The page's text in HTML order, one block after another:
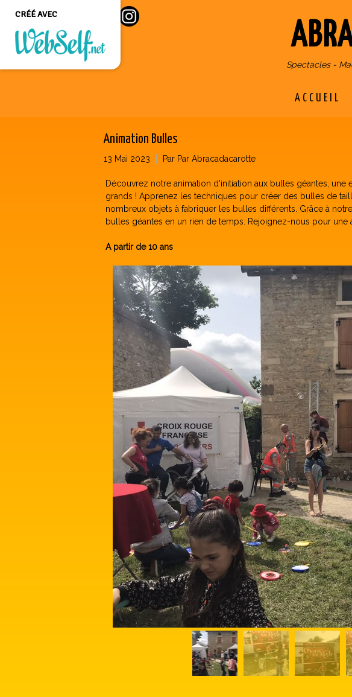
Spectacles -
ACCUEIL
Animation Bulles
13 Mai 2023 Par Par Abracadacarotte
Découvrez notre animation d'initiation aux bulles géantes,
grands ! Apprenez les techniques pour créer des bulles de
nombreux objets à fabriquer les bulles différents. Grâce à
bulles géantes en un rien de temps. Rejoignez-nous pour une
A partir de 10 ans
CRÉÉ AVEC